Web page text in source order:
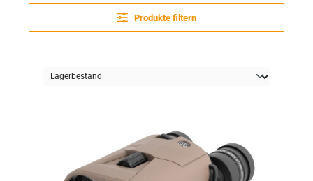
Produkte filtern